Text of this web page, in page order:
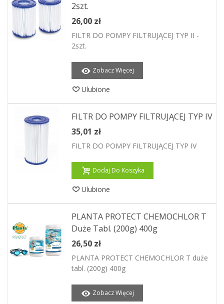
2szt.
26,00 zł
FILTR DO POMPY FILTRUJĄCEJ TYP II -
2szt.
Zobacz Więcej
Ulubione
FILTR DO POMPY FILTRUJĄCEJ TYP IV
35,01 zł
FILTR DO POMPY FILTRUJĄCEJ TYP IV
Dodaj Do Koszyka
Ulubione
PLANTA PROTECT CHEMOCHLOR T
Duże Tabl. (200g) 400g
26,50 zł
PLANTA PROTECT CHEMOCHLOR T duże
tabl. (200g) 400g
Zobacz Więcej